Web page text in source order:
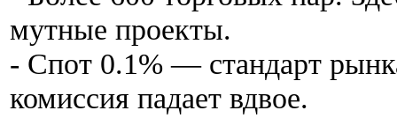
мутные проекты.
- Спот 0.1% — стандарт
комиссия падает вдвое.